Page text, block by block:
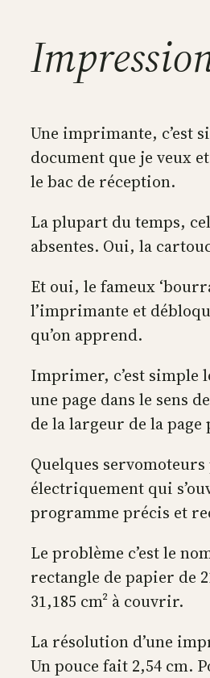
Une imprimante, c’est
document que je veux
le bac de réception.
La plupart du temps,
absentes. Oui, la
Et oui, le fameux
l’imprimante et
qu’on apprend.
Imprimer, c’est simple
une page dans le sens
de la largeur de la
Quelques
électriquement qui
programme précis et
Le problème c’est le
rectangle de papier de
31,185 cm² à couvrir.
La résolution d’une
Un pouce fait 2,54 cm.